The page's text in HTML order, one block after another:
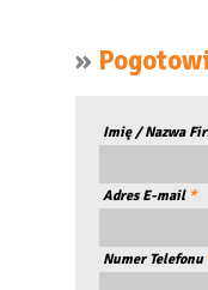
»
Imię / Nazwa
Adres E-mail *
Numer Telefonu